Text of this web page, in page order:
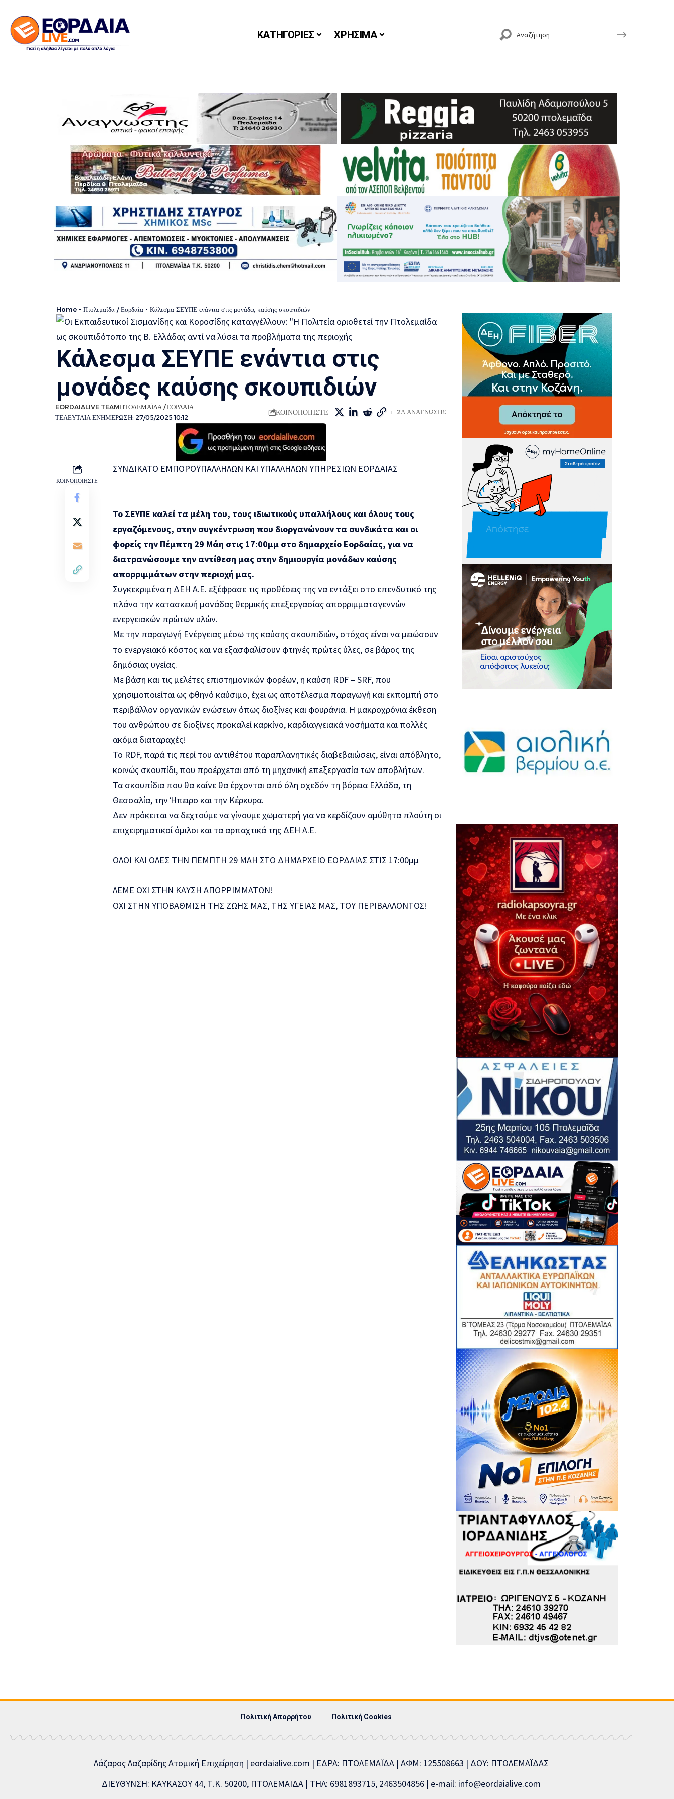
ΚΑΤΗΓΟΡΙΕΣ ΧΡΗΣΙΜΑ
Home - Πτολεμαΐδα / Εορδαία - Κάλεσμα ΣΕΥΠΕ ενάντια στις μονάδες καύσης σκουπιδιών
Κάλεσμα ΣΕΥΠΕ ενάντια στις
μονάδες καύσης σκουπιδιών
ΤΕΛΕΥΤΑΙΑ ΕΝΗΜΕΡΩΣΗ: 27/05/2025 10:12
EORDAIALIVE TEAMΠΤΟΛΕΜΑΪΔΑ / ΕΟΡΔΑΙΑ
ΚΟΙΝΟΠΟΙΗΣΤΕ 2Λ ΑΝΑΓΝΩΣΗΣ
ΚΟΙΝΟΠΟΙΗΣΤΕ
ΣΥΝΔΙΚΑΤΟ ΕΜΠΟΡΟΫΠΑΛΛΗΛΩΝ ΚΑΙ ΥΠΑΛΛΗΛΩΝ ΥΠΗΡΕΣΙΩΝ ΕΟΡΔΑΙΑΣ
Το ΣΕΥΠΕ καλεί τα μέλη του, τους ιδιωτικούς υπαλλήλους και όλους τους
εργαζόμενους, στην συγκέντρωση που διοργανώνουν τα συνδικάτα και οι
φορείς την Πέμπτη 29 Μάη στις 17:00μμ στο δημαρχείο Εορδαίας, γιανα
διατρανώσουμε την αντίθεση μας στην δημιουργία μονάδων καύσης
απορριμμάτων στην περιοχή μας.
Συγκεκριμένα η ΔΕΗ Α.Ε. εξέφρασε τις προθέσεις της να εντάξει στο επενδυτικό της
πλάνο την κατασκευή μονάδας θερμικής επεξεργασίας απορριμματογεννών
ενεργειακών πρώτων υλών.
Με την παραγωγή Ενέργειας μέσω της καύσης σκουπιδιών, στόχος είναι να μειώσουν
το ενεργειακό κόστος και να εξασφαλίσουν φτηνές πρώτες ύλες, σε βάρος της
δημόσιας υγείας.
Με βάση και τις μελέτες επιστημονικών φορέων, η καύση RDF – SRF, που
χρησιμοποιείται ως φθηνό καύσιμο, έχει ως αποτέλεσμα παραγωγή και εκπομπή στο
περιβάλλον οργανικών ενώσεων όπως διοξίνες και φουράνια. Η μακροχρόνια έκθεση
του ανθρώπου σε διοξίνες προκαλεί καρκίνο, καρδιαγγειακά νοσήματα και πολλές
ακόμα διαταραχές!
Το RDF, παρά τις περί του αντιθέτου παραπλανητικές διαβεβαιώσεις, είναι απόβλητο,
κοινώς σκουπίδι, που προέρχεται από τη μηχανική επεξεργασία των αποβλήτων.
Τα σκουπίδια που θα καίνε θα έρχονται από όλη σχεδόν τη βόρεια Ελλάδα, τη
Θεσσαλία, την Ήπειρο και την Κέρκυρα.
Δεν πρόκειται να δεχτούμε να γίνουμε χωματερή για να κερδίζουν αμύθητα πλούτη οι
επιχειρηματικοί όμιλοι και τα αρπαχτικά της ΔΕΗ Α.Ε.
ΟΛΟΙ ΚΑΙ ΟΛΕΣ ΤΗΝ ΠΕΜΠΤΗ 29 ΜΑΗ ΣΤΟ ΔΗΜΑΡΧΕΙΟ ΕΟΡΔΑΙΑΣ ΣΤΙΣ 17:00μμ
ΛΕΜΕ ΟΧΙ ΣΤΗΝ ΚΑΥΣΗ ΑΠΟΡΡΙΜΜΑΤΩΝ!
ΟΧΙ ΣΤΗΝ ΥΠΟΒΑΘΜΙΣΗ ΤΗΣ ΖΩΗΣ ΜΑΣ, ΤΗΣ ΥΓΕΙΑΣ ΜΑΣ, ΤΟΥ ΠΕΡΙΒΑΛΛΟΝΤΟΣ!
Πολιτική Απορρήτου Πολιτική Cookies
Λάζαρος Λαζαρίδης Ατομική Επιχείρηση | eordaialive.com | ΕΔΡΑ: ΠΤΟΛΕΜΑΪΔΑ | ΑΦΜ: 125508663 | ΔΟΥ: ΠΤΟΛΕΜΑΪΔΑΣ
ΔΙΕΥΘΥΝΣΗ: ΚΑΥΚΑΣΟΥ 44, Τ.Κ. 50200, ΠΤΟΛΕΜΑΪΔΑ | ΤΗΛ: 6981893715, 2463504856 | e-mail: info@eordaialive.com